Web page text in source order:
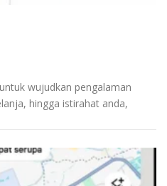
wujudkan pengalaman
hingga istirahat anda,